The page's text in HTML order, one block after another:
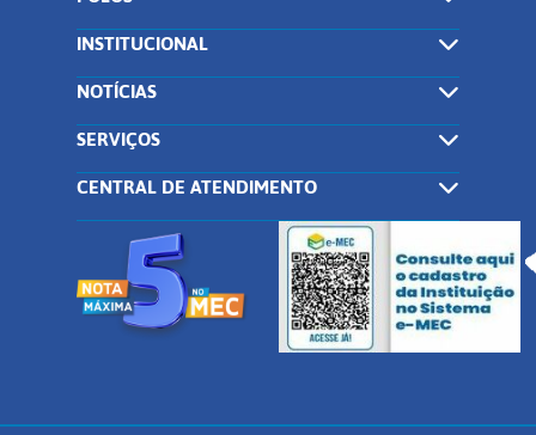
INSTITUCIONAL
NOTÍCIAS
SERVIÇOS
CENTRAL DE ATENDIMENTO